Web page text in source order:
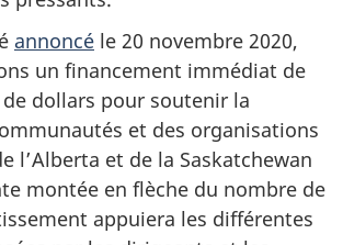
annoncé le 20 novembre 2020,
un financement immédiat de
dollars pour soutenir la
et des organisations
l’Alberta et de la Saskatchewan
montée en flèche du nombre de
appuiera les différentes